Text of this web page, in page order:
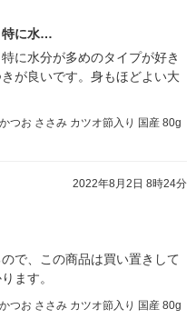
特に水…
に水分が多めのタイプが好き
が良いです。身もほどよい大
つお ささみ カツオ節入り 国産 80g
2022年8月2日 8時24分
で、この商品は買い置きして
ます。
つお ささみ カツオ節入り 国産 80g